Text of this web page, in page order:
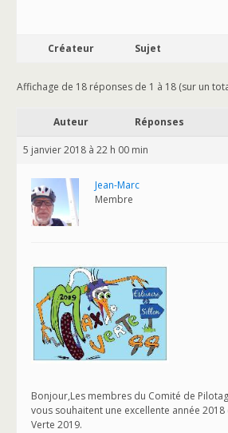
Créateur Sujet
Affichage de 18 réponses de 1 à 18 (sur un
Auteur Réponses
5 janvier 2018 à 22 h 00 min
Jean-Marc
Membre
Bonjour,Les membres du Comité de
vous souhaitent une excellente année 2018
Verte 2019.